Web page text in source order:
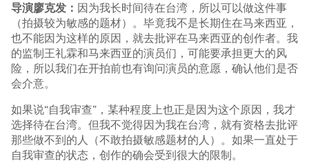
导演廖克发： 因为我长时间待在台湾，所以可以做这件事
（拍摄较为敏感的题材）。毕竟我不是长期住在马来西亚，
也不能因为这样的原因，就去批评在马来西亚的创作者。我
的监制王礼霖和马来西亚的演员们，可能要承担更大的风
险，所以我们在开拍前也有询问演员的意愿，确认他们是否
会介意。
如果说“自我审查”，某种程度上也正是因为这个原因，我才
选择待在台湾。但我不觉得因为我在台湾，就有资格去批评
那些做不到的人（不敢拍摄敏感题材的人）。如果一直处于
自我审查的状态，创作的确会受到很大的限制。